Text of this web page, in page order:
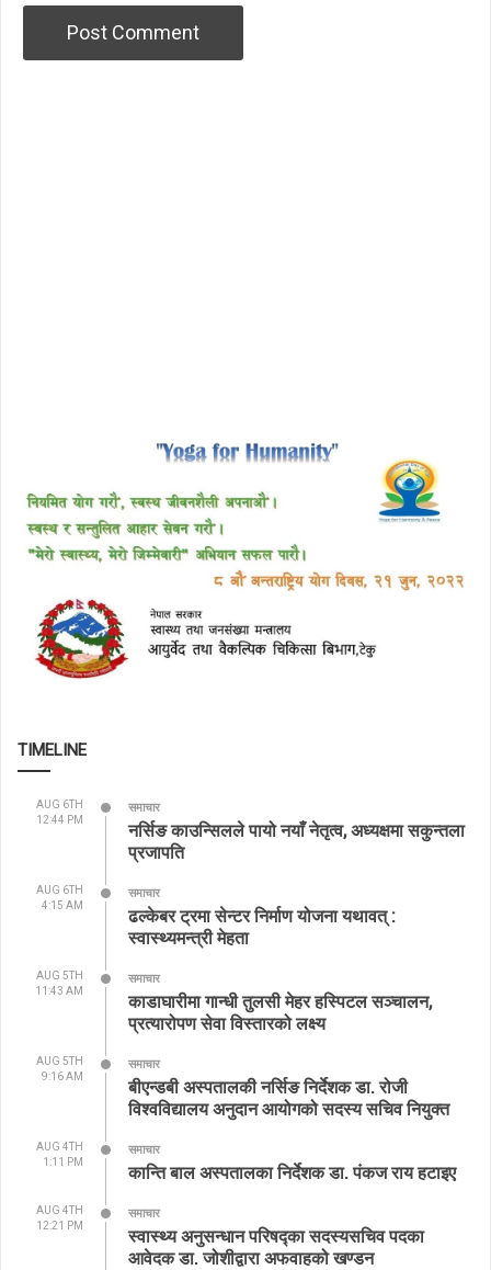
TIMELINE
AUG 6TH
12:44 PM
समाचार
नर्सिङ काउन्सिलले पायो नयाँ नेतृत्व, अध्यक्षमा सकुन्तला
प्रजापति
AUG 6TH
4:15 AM
समाचार
ढल्केबर ट्रमा सेन्टर निर्माण योजना यथावत् :
स्वास्थ्यमन्त्री मेहता
AUG 5TH
11:43 AM
समाचार
काडाघारीमा गान्धी तुलसी मेहर हस्पिटल सञ्चालन,
प्रत्यारोपण सेवा विस्तारको लक्ष्य
AUG 5TH
9:16 AM
समाचार
बीएन्डबी अस्पतालकी नर्सिङ निर्देशक डा. रोजी
विश्वविद्यालय अनुदान आयोगको सदस्य सचिव नियुक्त
AUG 4TH
1:11 PM
समाचार
कान्ति बाल अस्पतालका निर्देशक डा. पंकज राय हटाइए
AUG 4TH
12:21 PM
समाचार
स्वास्थ्य अनुसन्धान परिषद्का सदस्यसचिव पदका
आवेदक डा. जोशीद्वारा अफवाहको खण्डन